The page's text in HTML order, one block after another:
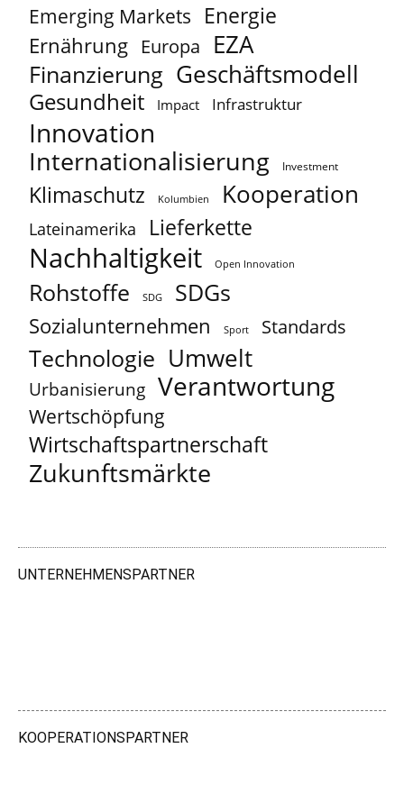
Emerging Markets Energie
Ernährung Europa EZA
Finanzierung Geschäftsmodell
Gesundheit Impact Infrastruktur
Innovation
Internationalisierung Investment
Klimaschutz Kolumbien Kooperation
Lateinamerika Lieferkette
Nachhaltigkeit Open Innovation
Rohstoffe SDG SDGs
Sozialunternehmen Sport Standards
Technologie Umwelt
Urbanisierung Verantwortung
Wertschöpfung
Wirtschaftspartnerschaft
Zukunftsmärkte
UNTERNEHMENSPARTNER
KOOPERATIONSPARTNER